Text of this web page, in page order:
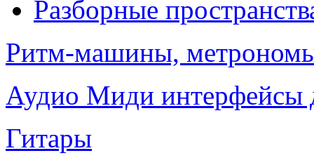
Разборные
Ритм-машины,
Аудио Миди интерфейсы
Гитары